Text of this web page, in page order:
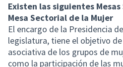
Existen las siguientes
Mesa Sectorial de la Mujer
El encargo de la Presidencia
legislatura, tiene el objetivo
asociativa de los grupos de
como la participación de las